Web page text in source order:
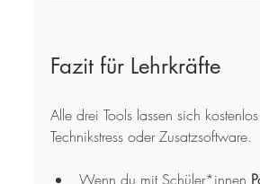
Fazit für Lehrkräfte
Alle drei Tools lassen sich
Technikstress oder Zusatzsoftware.
Wenn du mit Schüler*innen